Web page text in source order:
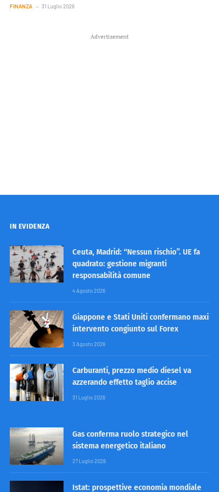
FINANZA 31 Luglio 2026
Advertisement
IN EVIDENZA
Ceuta, Madrid: “Nessun rischio”. UE fa
quadrato: gestione migranti
responsabilità comune
4 Agosto 2026
Giappone e Stati Uniti confermano maxi
intervento congiunto sul Forex
3 Agosto 2026
Carburanti, prezzo medio diesel va
azzerando effetto taglio accise
31 Luglio 2026
Gas conferma ruolo strategico nel
sistema energetico italiano
27 Luglio 2026
Istat: prospettive economia mondiale